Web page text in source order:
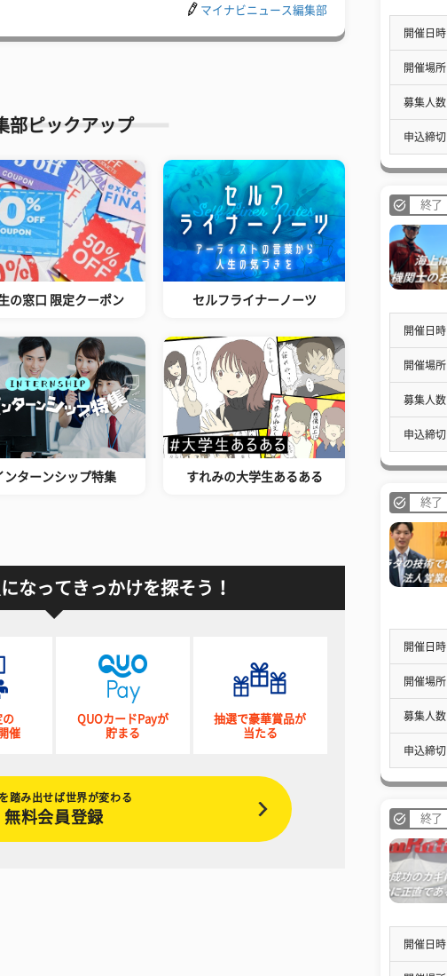
マイナビニュース編集部
部ピックアップ
の窓口 限定クーポン セルフライナーノーツ
ンターンシップ特集 すれみの大学生あるある
なってきっかけを探そう！
の
催
QUOカードPayが
貯まる
抽選で豪華賞品が
当たる
踏み出せば世界が変わる
無料会員登録
開催日時
開催場所
募集人数
申込締切
終了
開催日時
開催場所
募集人数
申込締切
終了
開催日時
開催場所
募集人数
申込締切
終了
開催日時